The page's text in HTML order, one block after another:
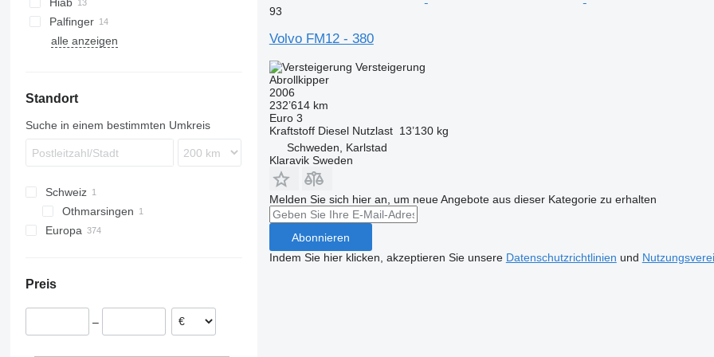
FH 510
FM 380
FM 430
FM 440
FM 450
FM 460
FM 480
FMX 460
Palfinger
alle anzeigen
Standort
Suche in einem bestimmten Umkreis
Schweiz
Othmarsingen
Europa
Deutschland
Estland
Preis
–
93
Volvo FM12 - 380
Versteigerung
Abrollkipper
2006
232’614 km
Euro 3
Kraftstoff Diesel Nutzlast 13’130 kg
Schweden, Karlstad
Klaravik Sweden
Melden Sie sich hier an, um neue Angebote aus dieser Kategorie zu erhalten
Abonnieren
Indem Sie hier klicken, akzeptieren Sie unsere Datenschutzrichtlinien und